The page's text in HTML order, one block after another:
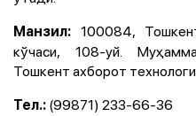
Манзил: 100084,
кўчаси, 108-уй.
Тошкент ахборот
Тел.: (99871) 233-66-36